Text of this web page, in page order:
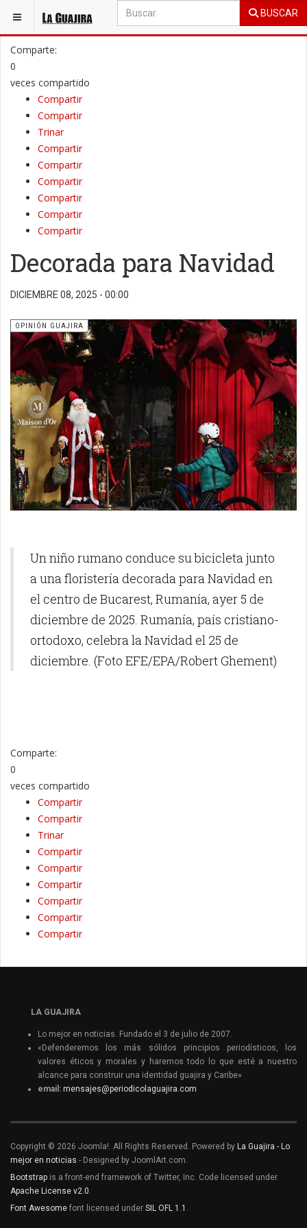
BUSCAR
ESTÁ AQUÍ: OPINIÓN OPINIÓN GUAJIRA
Comparte:
0
veces compartido
Compartir
Compartir
Trinar
Compartir
Compartir
Compartir
Compartir
Compartir
Compartir
Decorada para Navidad
DICIEMBRE 08, 2025 - 00:00
OPINIÓN GUAJIRA
Un niño rumano conduce su bicicleta junto
a una floristería decorada para Navidad en
el centro de Bucarest, Rumanía, ayer 5 de
diciembre de 2025. Rumanía, país cristiano-
ortodoxo, celebra la Navidad el 25 de
diciembre. (Foto EFE/EPA/Robert Ghement)
Comparte:
0
veces compartido
Compartir
Compartir
Trinar
Compartir
Compartir
Compartir
Compartir
Compartir
Compartir
LA GUAJIRA
Lo mejor en noticias. Fundado el 3 de julio de 2007.
«Defenderemos los más sólidos principios periodísticos, los
valores éticos y morales y haremos todo lo que esté a nuestro
alcance para construir una identidad guajira y Caribe»
email: mensajes@periodicolaguajira.com
Copyright © 2026 Joomla!. All Rights Reserved. Powered by La Guajira - Lo
mejor en noticias - Designed by JoomlArt.com.
Bootstrap is a front-end framework of Twitter, Inc. Code licensed under
Apache License v2.0
Font Awesome font licensed under SIL OFL 1.1